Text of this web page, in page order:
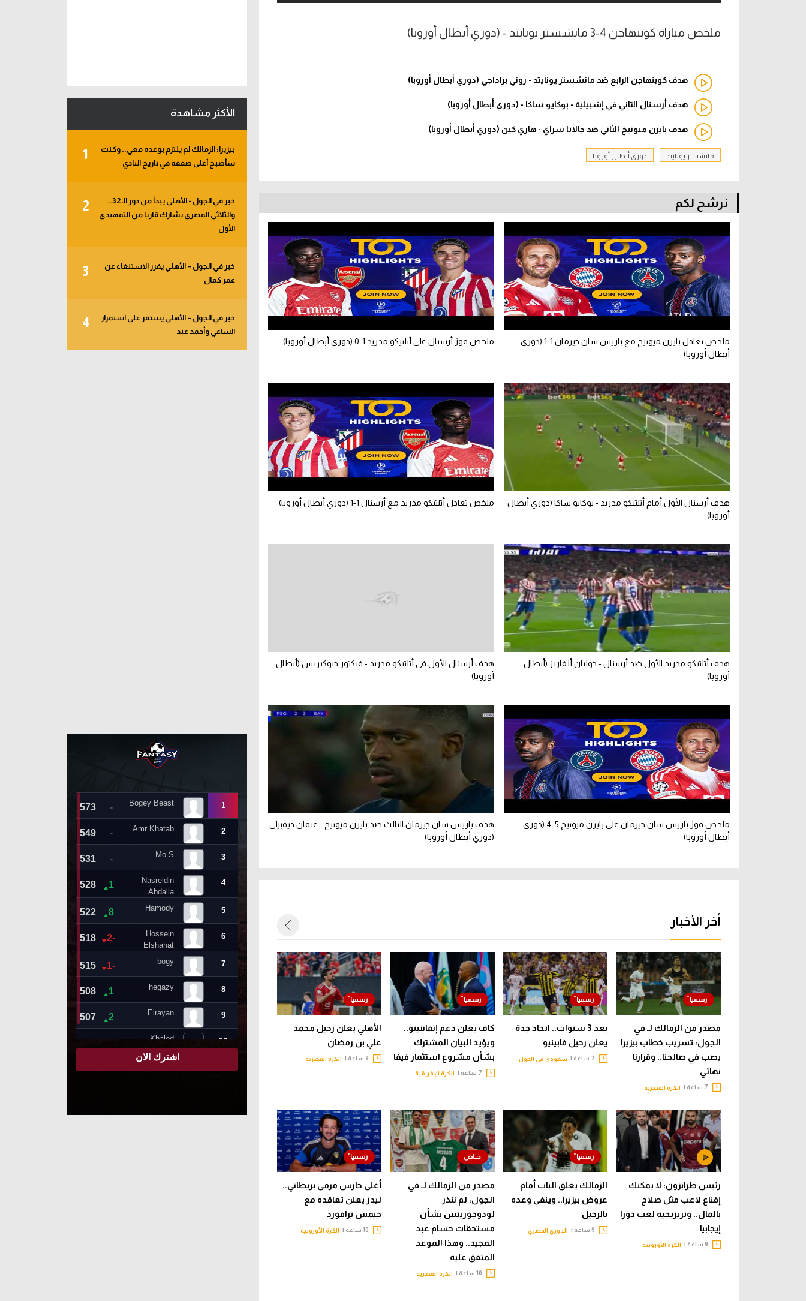
ملخص مباراة كوبنهاجن 4-3 مانشستر يونايتد - (دوري أبطال أوروبا)
هدف كوبنهاجن الرابع ضد مانشستر يونايتد - روني براداجي (دوري أبطال أوروبا)
هدف أرسنال الثاني في إشبيلية - بوكايو ساكا - (دوري أبطال أوروبا)
هدف بايرن ميونيخ الثاني ضد جالاتا سراي - هاري كين (دوري أبطال أوروبا)
مانشستر يونايتد دوري أبطال أوروبا
نرشح لكم
ملخص تعادل بايرن ميونيخ مع باريس سان جيرمان 1-1 (دوري
أبطال أوروبا)
ملخص فوز أرسنال على أتلتيكو مدريد 1-0 (دوري أبطال أوروبا)
هدف أرسنال الأول أمام أتلتيكو مدريد - بوكايو ساكا (دوري أبطال
أوروبا)
ملخص تعادل أتلتيكو مدريد مع أرسنال 1-1 (دوري أبطال أوروبا)
هدف أتلتيكو مدريد الأول ضد أرسنال - خوليان ألفاريز (أبطال
أوروبا)
هدف أرسنال الأول في أتلتيكو مدريد - فيكتور جيوكيريس (أبطال
أوروبا)
ملخص فوز باريس سان جيرمان على بايرن ميونيخ 5-4 (دوري
أبطال أوروبا)
هدف باريس سان جيرمان الثالث ضد بايرن ميونيخ - عثمان ديمبيلي
(دوري أبطال أوروبا)
أخر الأخبار
مصدر من الزمالك لـ في
الجول: تسريب خطاب بيزيرا
يصب في صالحنا.. وقرارنا
نهائي
الكرة المصرية
بعد 3 سنوات.. اتحاد جدة
يعلن رحيل فابينيو
سعودي في الجول
كاف يعلن دعم إنفانتينو..
ويؤيد البيان المشترك
بشأن مشروع استثمار فيفا
الكرة الإفريقية
الأهلي يعلن رحيل محمد
علي بن رمضان
الكرة المصرية
رئيس طرابزون: لا يمكنك
إقناع لاعب مثل صلاح
بالمال.. وتريزيجيه لعب دورا
إيجابيا
الكرة الأوروبية
الزمالك يغلق الباب أمام
عروض بيزيرا.. وينفي وعده
بالرحيل
الدوري المصري
مصدر من الزمالك لـ في
الجول: لم ننذر
لودوجوريتس بشأن
مستحقات حسام عبد
المجيد.. وهذا الموعد
المتفق عليه
الكرة المصرية
أغلى حارس مرمى بريطاني..
ليدز يعلن تعاقده مع
جيمس ترافورد
الكرة الأوروبية
الأكثر مشاهدة
1
بيزيرا: الزمالك لم يلتزم بوعده معي.. وكنت
سأصبح أغلى صفقة في تاريخ النادي
2
خبر في الجول - الأهلي يبدأ من دور الـ 32..
والثلاثي المصري يشارك قاريا من التمهيدي
الأول
3
خبر في الجول – الأهلي يقرر الاستنغاء عن
عمر كمال
4
خبر في الجول – الأهلي يستقر على استمرار
الساعي وأحمد عيد